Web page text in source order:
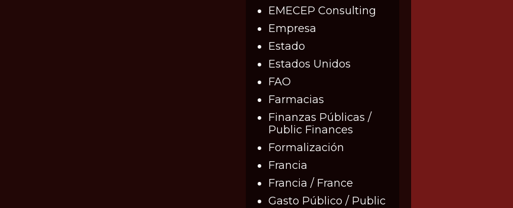
EMECEP Consulting
Empresa
Estado
Estados Unidos
FAO
Farmacias
Finanzas Públicas /
Public Finances
Formalización
Francia
Francia / France
Gasto Público / Public